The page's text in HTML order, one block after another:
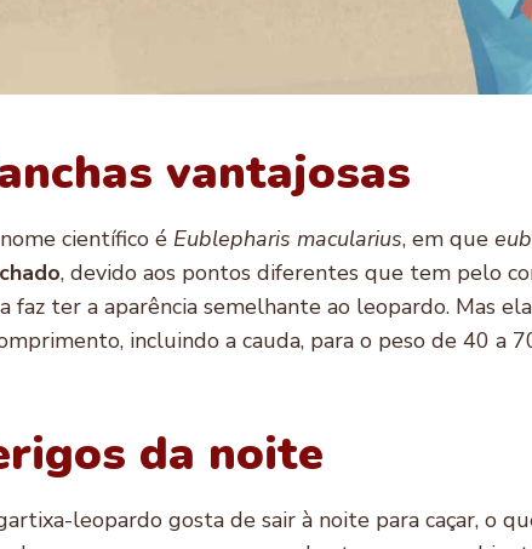
vantajosas
científico é Eublepharis macularius, em que
, devido aos pontos diferentes que tem pelo
faz ter a aparência semelhante ao leopardo. Mas
incluindo a cauda, para o peso de 40 a
da noite
leopardo gosta de sair à noite para caçar, o